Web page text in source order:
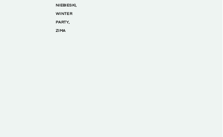
NIEBIESKI,
WINTER
PARTY,
ZIMA